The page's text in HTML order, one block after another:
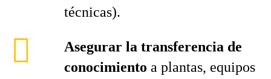
técnicas).
Asegurar la transferencia de
conocimiento a plantas, equipos